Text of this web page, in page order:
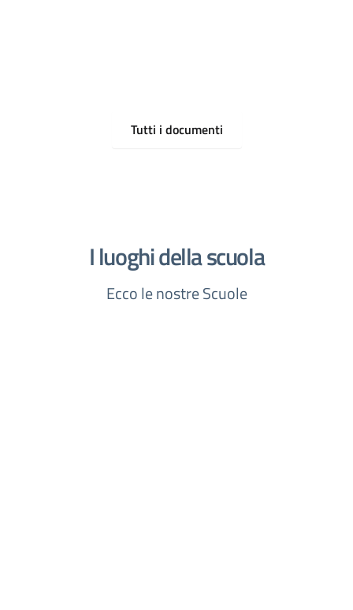
Tutti i documenti
I luoghi della scuola
Ecco le nostre Scuole